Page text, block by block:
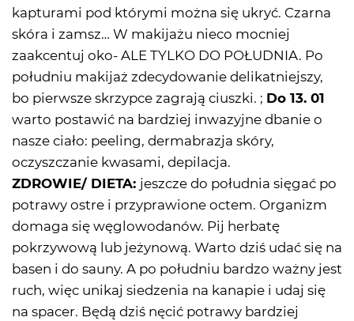
kapturami pod którymi można się ukryć. Czarna
skóra i zamsz… W makijażu nieco mocniej
zaakcentuj oko- ALE TYLKO DO POŁUDNIA. Po
południu makijaż zdecydowanie delikatniejszy,
bo pierwsze skrzypce zagrają ciuszki. ; Do 13. 01
warto postawić na bardziej inwazyjne dbanie o
nasze ciało: peeling, dermabrazja skóry,
oczyszczanie kwasami, depilacja.
ZDROWIE/ DIETA: jeszcze do południa sięgać po
potrawy ostre i przyprawione octem. Organizm
domaga się węglowodanów. Pij herbatę
pokrzywową lub jeżynową. Warto dziś udać się na
basen i do sauny. A po południu bardzo ważny jest
ruch, więc unikaj siedzenia na kanapie i udaj się
na spacer. Będą dziś nęcić potrawy bardziej